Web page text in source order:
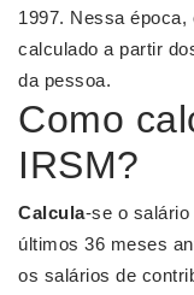
1997. Nessa época,
calculado a partir
da pessoa.
Como
IRSM?
Calcula-se o salário
últimos 36 meses
os salários de